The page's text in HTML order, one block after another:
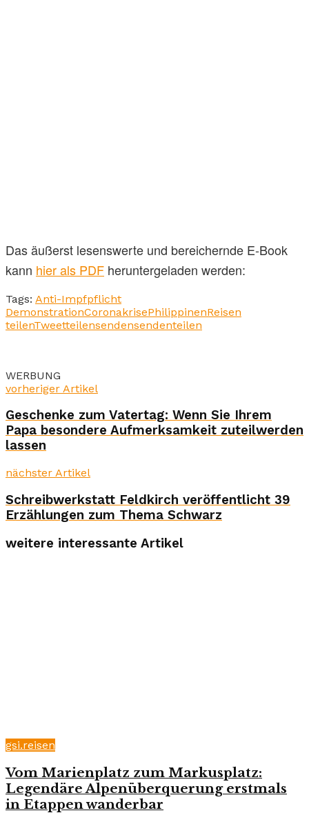
Das äußerst lesenswerte und bereichernde E-Book
kann hier als PDF heruntergeladen werden:
Tags: Anti-Impfpflicht
DemonstrationCoronakrisePhilippinenReisen
teilenTweetteilensendensendenteilen
WERBUNG
vorheriger Artikel
Geschenke zum Vatertag: Wenn Sie Ihrem
Papa besondere Aufmerksamkeit zuteilwerden
lassen
nächster Artikel
Schreibwerkstatt Feldkirch veröffentlicht 39
Erzählungen zum Thema Schwarz
weitere interessante Artikel
gsi.reisen
Vom Marienplatz zum Markusplatz:
Legendäre Alpenüberquerung erstmals
in Etappen wanderbar